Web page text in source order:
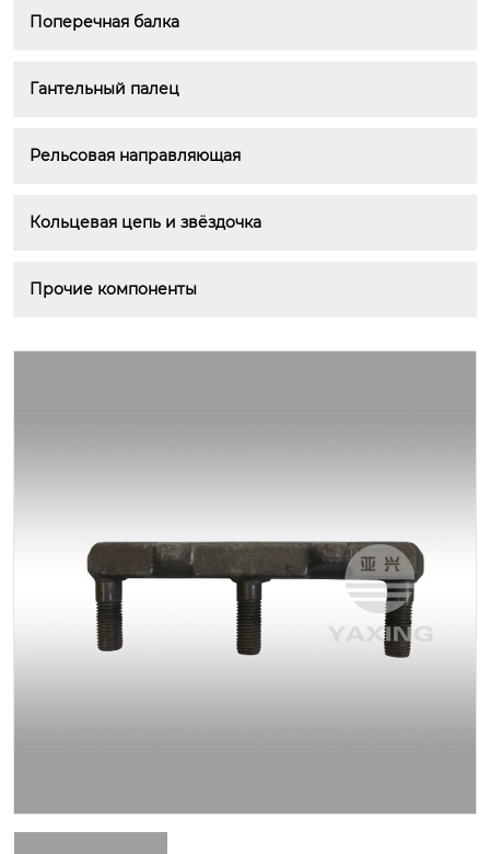
Поперечная балка
Гантельный палец
Рельсовая направляющая
Кольцевая цепь и звёздочка
Прочие компоненты